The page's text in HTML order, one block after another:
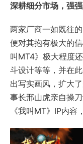
深耕细分市场，强
两家厂商一如既往
便对其抱有极大的
叫MT4》极大程度
斗设计等等，并在
出写实画风，扩大
事长邢山虎亲自操
《我叫MT》IP内容